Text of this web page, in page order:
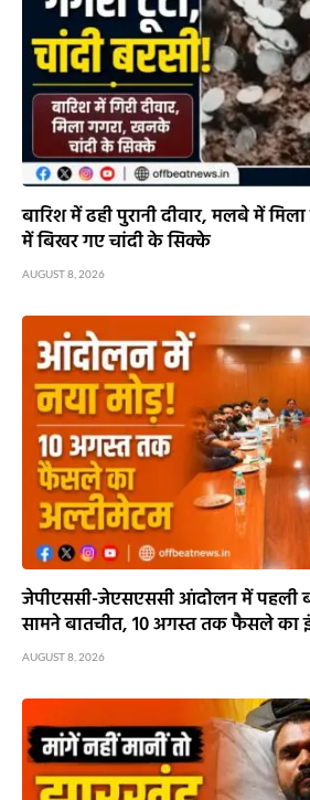
बारिश में ढही पुरानी दीवार, मलबे में
में बिखर गए चांदी के सिक्के
AUGUST 8, 2026
जेपीएससी-जेएसएससी आंदोलन में पहली
सामने बातचीत, 10 अगस्त तक फैसले का
AUGUST 8, 2026